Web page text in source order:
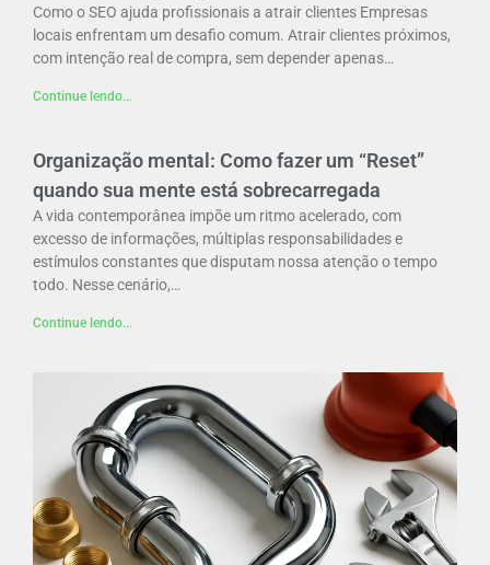
Como o SEO ajuda profissionais a atrair clientes Empresas
locais enfrentam um desafio comum. Atrair clientes próximos,
com intenção real de compra, sem depender apenas…
Continue lendo...
Organização mental: Como fazer um “Reset”
quando sua mente está sobrecarregada
A vida contemporânea impõe um ritmo acelerado, com
excesso de informações, múltiplas responsabilidades e
estímulos constantes que disputam nossa atenção o tempo
todo. Nesse cenário,…
Continue lendo...